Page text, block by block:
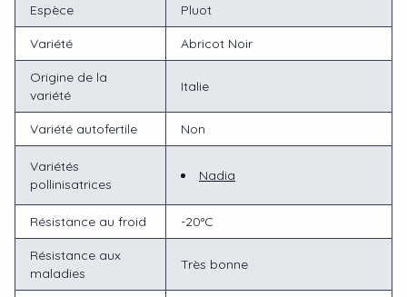
Espèce Pluot
Variété Abricot Noir
Origine de la
variété
Italie
Variété autofertile Non
Variétés
pollinisatrices
Nadia
Résistance au froid -20°C
Résistance aux
maladies
Très bonne